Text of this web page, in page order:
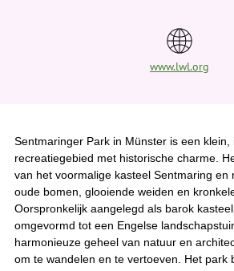
www.lwl.org
Sentmaringer Park in Münster is een klein,
recreatiegebied met historische charme.
van het voormalige kasteel Sentmaring en
oude bomen, glooiende weiden en
Oorspronkelijk aangelegd als barok
omgevormd tot een Engelse
harmonieuze geheel van natuur en
om te wandelen en te vertoeven. Het park